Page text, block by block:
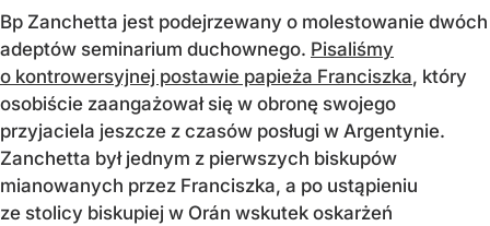
Bp Zanchetta jest podejrzewany o molestowanie dwóch
adeptów seminarium duchownego. Pisaliśmy
o kontrowersyjnej postawie papieża Franciszka, który
osobiście zaangażował się w obronę swojego
przyjaciela jeszcze z czasów posługi w Argentynie.
Zanchetta był jednym z pierwszych biskupów
mianowanych przez Franciszka, a po ustąpieniu
ze stolicy biskupiej w Orán wskutek oskarżeń